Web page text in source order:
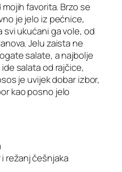
favorita. Brzo se
je jelo iz pećnice,
svi ukućani ga vole, od
Jelu zaista ne
salate, a najbolje
salata od rajčice,
je uvijek dobar izbor,
kao posno jelo
režanj češnjaka